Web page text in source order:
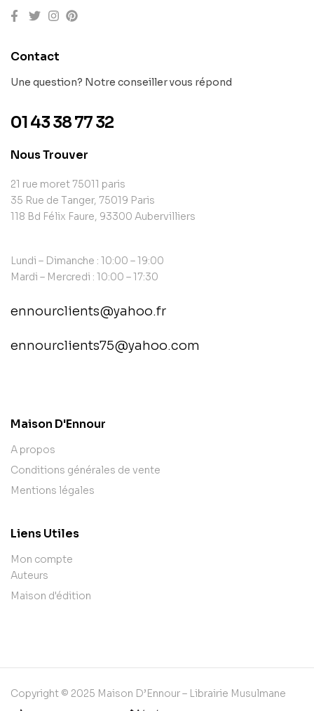
Contact
Une question? Notre conseiller vous répond
01 43 38 77 32
Nous Trouver
21 rue moret 75011 paris
35 Rue de Tanger, 75019 Paris
118 Bd Félix Faure, 93300 Aubervilliers
Lundi – Dimanche : 10:00 – 19:00
Mardi – Mercredi : 10:00 – 17:30
ennourclients@yahoo.fr
ennourclients75@yahoo.com
Maison D'Ennour
A propos
Conditions générales de vente
Mentions légales
Liens Utiles
Mon compte
Auteurs
Maison d'édition
Copyright © 2025 Maison D’Ennour – Librairie Musulmane